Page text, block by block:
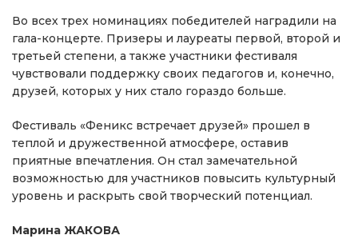
Во всех трех номинациях победителей наградили на
гала-концерте. Призеры и лауреаты первой, второй и
третьей степени, а также участники фестиваля
чувствовали поддержку своих педагогов и, конечно,
друзей, которых у них стало гораздо больше.
Фестиваль «Феникс встречает друзей» прошел в
теплой и дружественной атмосфере, оставив
приятные впечатления. Он стал замечательной
возможностью для участников повысить культурный
уровень и раскрыть свой творческий потенциал.
Марина ЖАКОВА